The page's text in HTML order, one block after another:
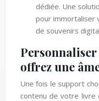
dédiée. Une
pour immortaliser
de souvenirs
offrez une
Une fois le support
contenu de votre livre